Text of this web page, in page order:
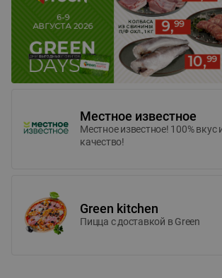
Местное известное
Местное известное! 100% вкус
качество!
Green kitchen
Пицца c доставкой в Green